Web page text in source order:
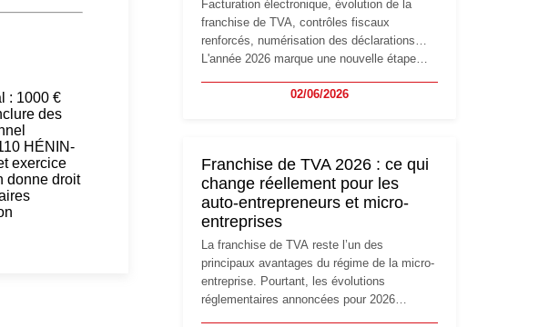
: 1000 €
des
HÉNIN-
exercice
donne droit
Facturation électronique, évolution de la
franchise de TVA, contrôles fiscaux
renforcés, numérisation des déclarations…
L'année 2026 marque une nouvelle étape
travailleurs indépendants. Si le régime de la
réglementaire plus exigeant. Décryptage des
principaux changements et des précautions
à prendre pour éviter les mauvaises
surprises.
02/06/2026
Franchise de TVA 2026 : ce qui
change réellement pour les
auto-entrepreneurs et micro-
entreprises
La franchise de TVA reste l’un des
principaux avantages du régime de la micro-
entreprise. Pourtant, les évolutions
réglementaires annoncées pour 2026